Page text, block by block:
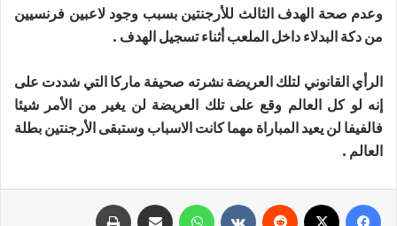
وعدم صحة الهدف الثالث للأرجنتين بسبب وجود لاعبين فرنسيين
من دكة البدلاء داخل الملعب أثناء تسجيل الهدف .
الرأي القانوني لتلك العريضة نشرته صحيفة ماركا التي شددت على
إنه لو كل العالم وقع على تلك العريضة لن يغير من الأمر شيئا
فالفيفا لن يعيد المباراة مهما كانت الاسباب وستبقى الأرجنتين بطلة
العالم .
واتساب